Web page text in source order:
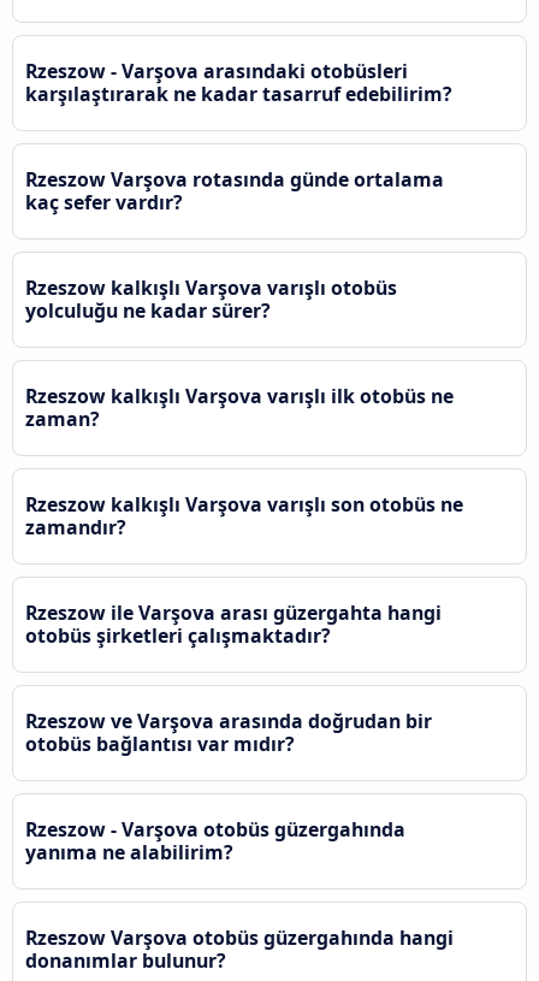
Rzeszow - Varşova arasındaki otobüsleri
karşılaştırarak ne kadar tasarruf edebilirim?
Rzeszow Varşova rotasında günde ortalama
kaç sefer vardır?
Rzeszow kalkışlı Varşova varışlı otobüs
yolculuğu ne kadar sürer?
Rzeszow kalkışlı Varşova varışlı ilk otobüs ne
zaman?
Rzeszow kalkışlı Varşova varışlı son otobüs ne
zamandır?
Rzeszow ile Varşova arası güzergahta hangi
otobüs şirketleri çalışmaktadır?
Rzeszow ve Varşova arasında doğrudan bir
otobüs bağlantısı var mıdır?
Rzeszow - Varşova otobüs güzergahında
yanıma ne alabilirim?
Rzeszow Varşova otobüs güzergahında hangi
donanımlar bulunur?